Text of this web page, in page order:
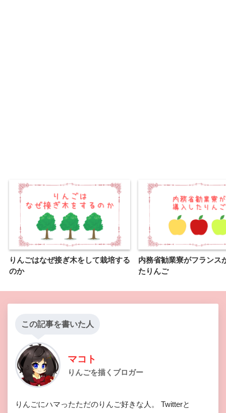
りんごはなぜ接ぎ木をして栽培する
のか
内務省勧業寮がフランス
たりんご
この記事を書いた人
マコト
りんごを描くブロガー
りんごにハマったただのりんご好きな人。 Twitterと